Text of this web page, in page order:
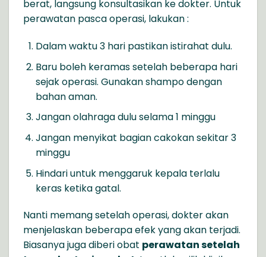
berat, langsung konsultasikan ke dokter. Untuk
perawatan pasca operasi, lakukan :
Dalam waktu 3 hari pastikan istirahat dulu.
Baru boleh keramas setelah beberapa hari
sejak operasi. Gunakan shampo dengan
bahan aman.
Jangan olahraga dulu selama 1 minggu
Jangan menyikat bagian cakokan sekitar 3
minggu
Hindari untuk menggaruk kepala terlalu
keras ketika gatal.
Nanti memang setelah operasi, dokter akan
menjelaskan beberapa efek yang akan terjadi.
Biasanya juga diberi obat perawatan setelah